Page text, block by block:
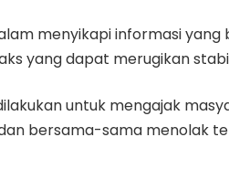
menyikapi informasi yang
yang dapat merugikan
untuk mengajak
bersama-sama menolak